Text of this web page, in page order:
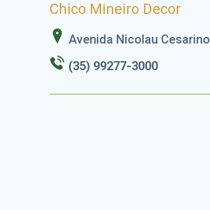
Chico Mineiro Decor
Avenida Nicolau Cesarino
(35) 99277-3000